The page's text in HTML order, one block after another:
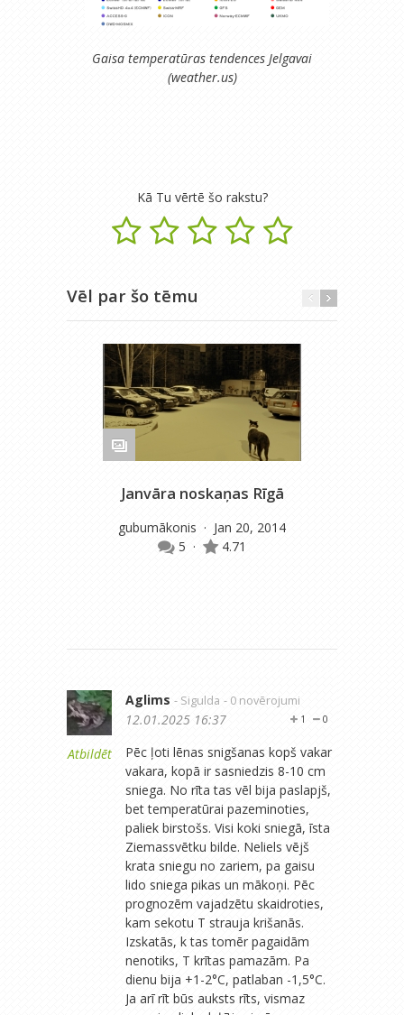
Gaisa temperatūras tendences Jelgavai
(weather.us)
Kā Tu vērtē šo rakstu?
Vēl par šo tēmu
Janvāra noskaņas Rīgā
gubumākonis · Jan 20, 2014
5 · 4.71
Atbildēt
Aglims - Sigulda - 0 novērojumi
0
1
12.01.2025 16:37
Pēc ļoti lēnas snigšanas kopš vakar
vakara, kopā ir sasniedzis 8-10 cm
sniega. No rīta tas vēl bija paslapjš,
bet temperatūrai pazeminoties,
paliek birstošs. Visi koki sniegā, īsta
Ziemassvētku bilde. Neliels vējš
krata sniegu no zariem, pa gaisu
lido sniega pikas un mākoņi. Pēc
prognozēm vajadzētu skaidroties,
kam sekotu T strauja krišanās.
Izskatās, k tas tomēr pagaidām
nenotiks, T krītas pamazām. Pa
dienu bija +1-2°C, patlaban -1,5°C.
Ja arī rīt būs auksts rīts, vismaz